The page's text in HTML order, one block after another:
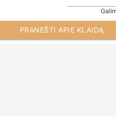
PRANEŠTI APIE KLAIDĄ